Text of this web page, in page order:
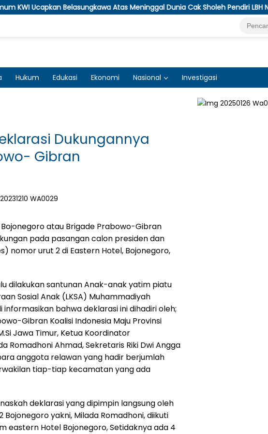
Belasungkawa Atas Meninggal Dunia Cak Sholeh Pendiri LBH No Viral No Justice
Hukum Edukasi Ekonomi Nasional Investigasi
Dukungannya
Gibran
Bojonegoro atau Brigade Prabowo-Gibran
pada pasangan calon presiden dan
nomor urut 2 di Eastern Hotel, Bojonegoro,
dilakukan santunan Anak-anak yatim piatu
Sosial Anak (LKSA) Muhammadiyah
bahwa deklarasi ini dihadiri oleh;
Gibran Koalisi Indonesia Maju Provinsi
Jawa Timur, Ketua Koordinator
Romadhoni Ahmad, Sekretaris Riki Dwi Angga
anggota relawan yang hadir berjumlah
tiap-tiap kecamatan yang ada
deklarasi yang dipimpin langsung oleh
yakni, Milada Romadhoni, diikuti
eastern Hotel Bojonegoro, Setidaknya ada 4